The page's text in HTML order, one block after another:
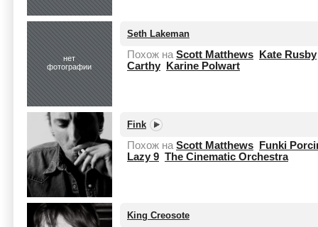
нет
фотографии
Seth Lakeman
Похож на Scott Matthews
Kate Rusby
Carthy
Karine Polwart
Fink
Похож на Scott Matthews
Funki
Lazy 9 The Cinematic Orchestra
King Creosote